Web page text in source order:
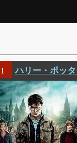
1 ハリー・ポッ